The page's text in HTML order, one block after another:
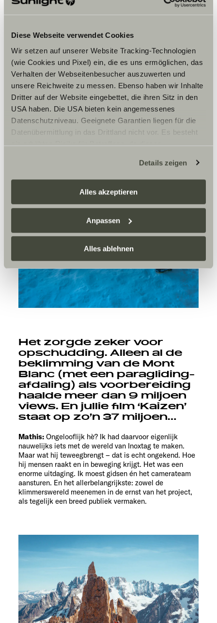
Diese Webseite verwendet Cookies
Wir setzen auf unserer Website Tracking-Technologien
(wie Cookies und Pixel) ein, die es uns ermöglichen, das
Verhalten der Webseitenbesucher auszuwerten und
unsere Reichweite zu messen. Ebenso haben wir Inhalte
Dritter auf der Website eingebettet, die ihren Sitz in den
USA haben. Die USA bieten kein angemessenes
Datenschutzniveau. Geeignete Garantien liegen für die
Datenübermittlung in das Drittland nicht vor. Es besteht
ein erhöhtes Risiko für Betroffene, da diesen
zustehen. Eingesetzte Dienstleister können Daten für
eigene Zwecke verarbeiten und mit anderen Daten
zusammenführen. Weitere Informationen finden Sie hier:
Datenschutzerklärung
einzelne Cookies/Dienste in den Einstellungen aus,
erteilen Sie uns Ihre Einwilligung zur Verarbeitung Ihrer
Daten zu den genannten Zwecken. Die Einwilligung ist
freiwillig, für den Besuch der Website nicht erforderlich
und kann jederzeit über die Einstellungen widerrufen
werden. Klicken Sie auf Ablehnen, werden nur die
notwendigen Cookies auf der Webseite gesetzt, die für
den störungsfreien Betrieb der Webseite und die
Details zeigen
Alles akzeptieren
Anpassen
Alles ablehnen
ambitieus en professioneel.
Het zorgde zeker voor
opschudding. Alleen al de
beklimming van de Mont
Blanc (met een paragliding-
afdaling) als voorbereiding
haalde meer dan 9 miljoen
views. En jullie film ‘Kaizen’
staat op zo’n 37 miljoen…
Mathis: Ongelooflijk hè? Ik had daarvoor eigenlijk
nauwelijks iets met de wereld van Inoxtag te maken.
Maar wat hij teweegbrengt – dat is echt ongekend. Hoe
hij mensen raakt en in beweging krijgt. Het was een
enorme uitdaging. Ik moest gidsen én het camerateam
aansturen. En het allerbelangrijkste: zowel de
klimmerswereld meenemen in de ernst van het project,
als tegelijk een breed publiek vermaken.